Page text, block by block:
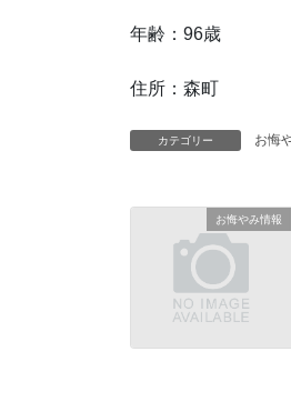
年齢：96歳
住所：森町
カテゴリー お悔
お悔やみ情報